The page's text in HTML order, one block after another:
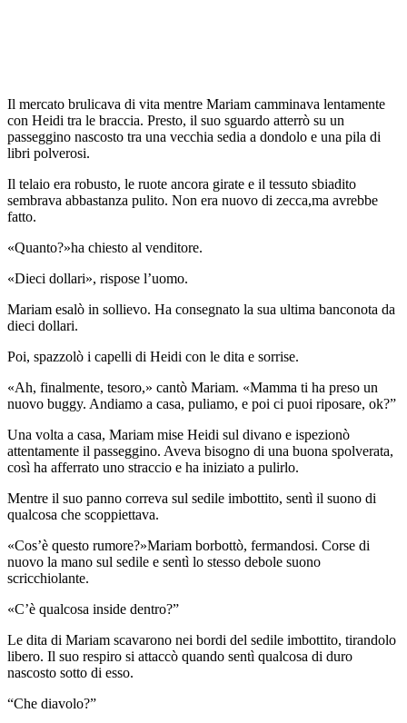
Il mercato brulicava di vita mentre Mariam camminava lentamente
con Heidi tra le braccia. Presto, il suo sguardo atterrò su un
passeggino nascosto tra una vecchia sedia a dondolo e una pila di
libri polverosi.
Il telaio era robusto, le ruote ancora girate e il tessuto sbiadito
sembrava abbastanza pulito. Non era nuovo di zecca,ma avrebbe
fatto.
«Quanto?»ha chiesto al venditore.
«Dieci dollari», rispose l’uomo.
Mariam esalò in sollievo. Ha consegnato la sua ultima banconota da
dieci dollari.
Poi, spazzolò i capelli di Heidi con le dita e sorrise.
«Ah, finalmente, tesoro,» cantò Mariam. «Mamma ti ha preso un
nuovo buggy. Andiamo a casa, puliamo, e poi ci puoi riposare, ok?”
Una volta a casa, Mariam mise Heidi sul divano e ispezionò
attentamente il passeggino. Aveva bisogno di una buona spolverata,
così ha afferrato uno straccio e ha iniziato a pulirlo.
Mentre il suo panno correva sul sedile imbottito, sentì il suono di
qualcosa che scoppiettava.
«Cos’è questo rumore?»Mariam borbottò, fermandosi. Corse di
nuovo la mano sul sedile e sentì lo stesso debole suono
scricchiolante.
«C’è qualcosa inside dentro?”
Le dita di Mariam scavarono nei bordi del sedile imbottito, tirandolo
libero. Il suo respiro si attaccò quando sentì qualcosa di duro
nascosto sotto di esso.
“Che diavolo?”